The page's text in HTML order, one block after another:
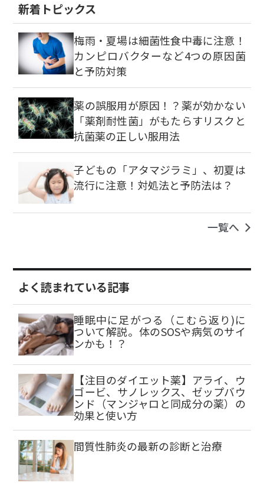
新着トピックス
梅雨・夏場は細菌性食中毒に注意！
カンピロバクターなど4つの原因菌
と予防対策
薬の誤服用が原因！？薬が効かない
「薬剤耐性菌」がもたらすリスクと
抗菌薬の正しい服用法
子どもの「アタマジラミ」、初夏は
流行に注意！対処法と予防法は？
一覧へ
よく読まれている記事
睡眠中に足がつる（こむら返り)に
ついて解説。体のSOSや病気のサイ
ンかも！？
【注目のダイエット薬】アライ、ウ
ゴービ、サノレックス、ゼップバウ
ンド（マンジャロと同成分の薬）の
効果と使い方
間質性肺炎の最新の診断と治療